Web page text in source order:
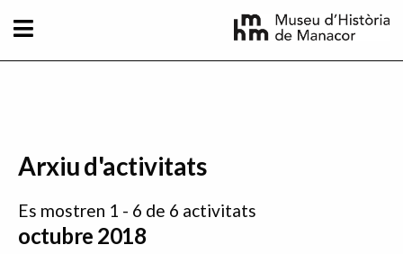
Arxiu d'activitats
Es mostren 1 - 6 de 6 activitats
octubre 2018